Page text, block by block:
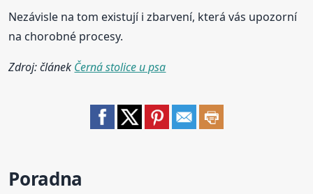
Nezávisle na tom existují i zbarvení, která vás upozorní
na chorobné procesy.
Zdroj: článek Černá stolice u psa
Poradna